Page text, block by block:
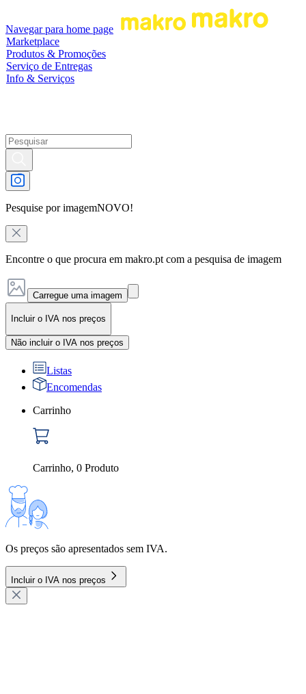
Navegar para home page
Marketplace
Produtos & Promoções
Serviço de Entregas
Info & Serviços
Pesquise por imagemNOVO!
Encontre o que procura em makro.pt com a pesquisa de imagem
Carregue uma imagem
Incluir o IVA nos preços
Não incluir o IVA nos preços
Listas
Encomendas
Carrinho
Carrinho, 0 Produto
Os preços são apresentados sem IVA.
Incluir o IVA nos preços